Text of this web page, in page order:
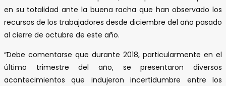
en su totalidad ante la buena racha que han observado los
recursos de los trabajadores desde diciembre del año pasado
al cierre de octubre de este año.
“Debe comentarse que durante 2018, particularmente en el
último trimestre del año, se presentaron diversos
acontecimientos que indujeron incertidumbre entre los